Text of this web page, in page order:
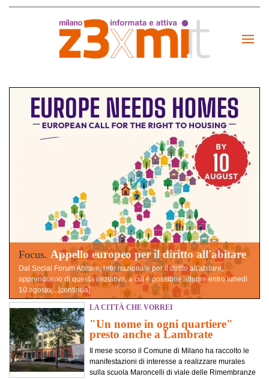
Focus. Appello europeo per il diritto all'abitare
Dal Social Forum Abitare, rete nazionale per il diritto all'abitare,
apprendiamo di questa iniziativa, a cui è possibile aderire entro lunedì
10 agosto,...[continua]
LA CITTÀ CHE VORREI
"Un nome in ogni quartiere"
presto anche a Lambrate
Il mese scorso il Comune di Milano ha raccolto le
manifestazioni di interesse a realizzare murales
sulla scuola Maroncelli di viale delle Rimembranze